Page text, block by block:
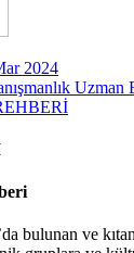
2024
Uzman
bulunan ve